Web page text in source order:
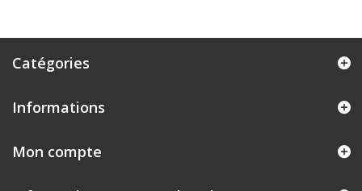
Catégories
Informations
Mon compte